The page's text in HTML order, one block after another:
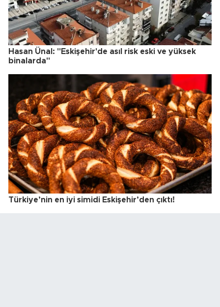
Hasan Ünal: "Eskişehir'de asıl risk eski ve yüksek
binalarda"
Türkiye’nin en iyi simidi Eskişehir’den çıktı!